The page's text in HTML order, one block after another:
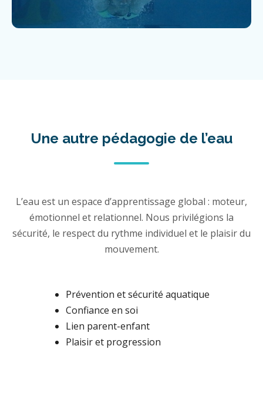
Une autre pédagogie de l’eau
L’eau est un espace d’apprentissage global : moteur,
émotionnel et relationnel. Nous privilégions la
sécurité, le respect du rythme individuel et le plaisir du
mouvement.
Prévention et sécurité aquatique
Confiance en soi
Lien parent-enfant
Plaisir et progression